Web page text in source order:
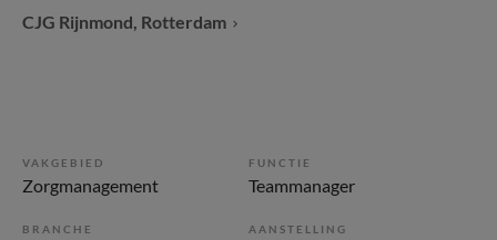
CJG Rijnmond, Rotterdam
VAKGEBIED
Zorgmanagement
FUNCTIE
Teammanager
BRANCHE AANSTELLING